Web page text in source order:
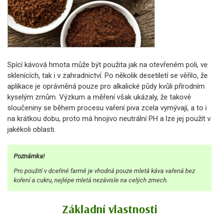
Spící kávová hmota může být použita jak na otevřeném poli, ve
sklenících, tak i v zahradnictví. Po několik desetiletí se věřilo, že
aplikace je oprávněná pouze pro alkalické půdy kvůli přírodním
kyselým zrnům. Výzkum a měření však ukázaly, že takové
sloučeniny se během procesu vaření piva zcela vymývají, a to i
na krátkou dobu, proto má hnojivo neutrální PH a lze jej použít v
jakékoli oblasti.
Poznámka!
Pro použití v dceřiné farmě je vhodná pouze mletá káva vařená bez
koření a cukru, nejlépe mletá nezávisle na celých zrnech.
Základní vlastnosti